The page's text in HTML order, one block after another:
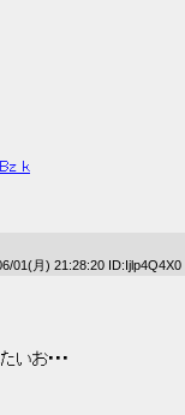
01(月) 21:28:20 ID:Ijlp4Q4X0
いお･･･